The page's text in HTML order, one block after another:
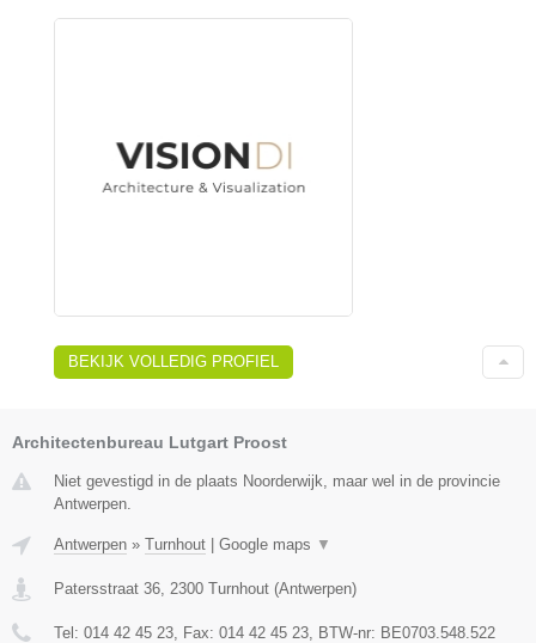
BEKIJK VOLLEDIG PROFIEL
Architectenbureau Lutgart Proost
Niet gevestigd in de plaats Noorderwijk, maar wel in de provincie
Antwerpen.
Antwerpen » Turnhout Google maps ▼
Patersstraat 36 2300 Turnhout (Antwerpen)
Tel: 014 42 45 23 , Fax: 014 42 45 23 , BTW-nr: BE0703.548.522